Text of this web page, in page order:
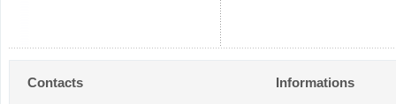
Contacts Informations